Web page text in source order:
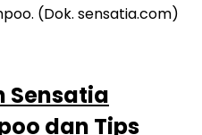
Sensatia
dan Tips